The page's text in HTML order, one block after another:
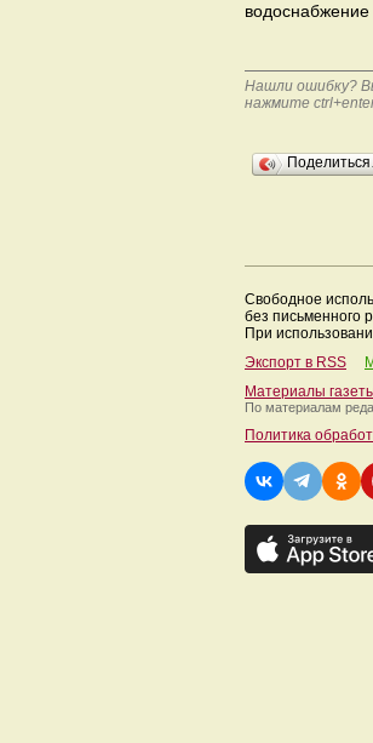
Нашли ошибку?
нажмите
Свободное
без письменного
При
Экспорт в RSS
Материалы
По материалам
Политика